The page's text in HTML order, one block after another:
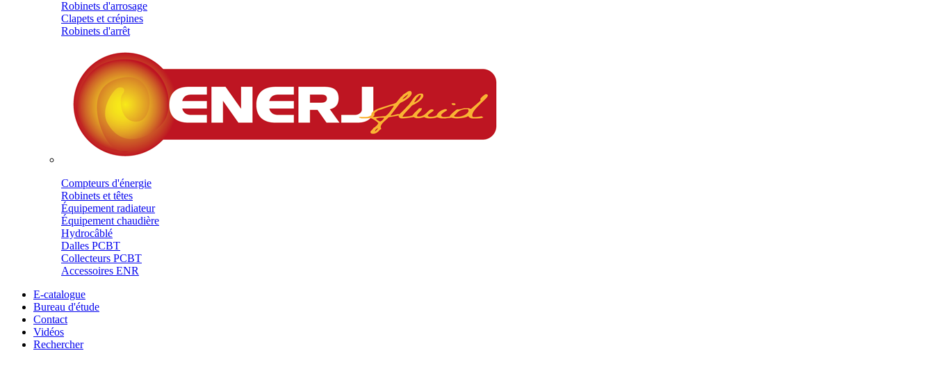
Robinets d'arrosage
Clapets et crépines
Robinets d'arrêt
Compteurs d'énergie
Robinets et têtes
Équipement radiateur
Équipement chaudière
Hydrocâblé
Dalles PCBT
Collecteurs PCBT
Accessoires ENR
E-catalogue
Bureau d'étude
Contact
Vidéos
Rechercher